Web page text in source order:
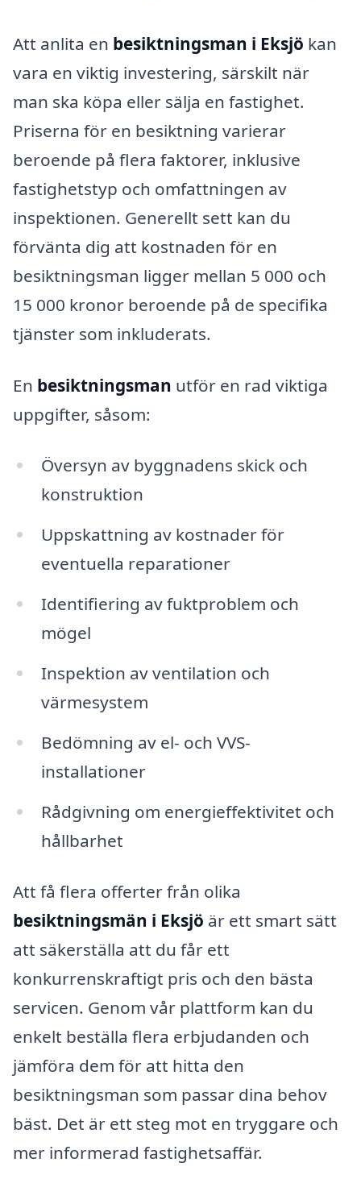
Att anlita en besiktningsman i Eksjö kan
vara en viktig investering, särskilt när
man ska köpa eller sälja en fastighet.
Priserna för en besiktning varierar
beroende på flera faktorer, inklusive
fastighetstyp och omfattningen av
inspektionen. Generellt sett kan du
förvänta dig att kostnaden för en
besiktningsman ligger mellan 5 000 och
15 000 kronor beroende på de specifika
tjänster som inkluderats.
En besiktningsman utför en rad viktiga
uppgifter, såsom:
Översyn av byggnadens skick och
konstruktion
Uppskattning av kostnader för
eventuella reparationer
Identifiering av fuktproblem och
mögel
Inspektion av ventilation och
värmesystem
Bedömning av el- och VVS-
installationer
Rådgivning om energieffektivitet och
hållbarhet
Att få flera offerter från olika
besiktningsmän i Eksjö är ett smart sätt
att säkerställa att du får ett
konkurrenskraftigt pris och den bästa
servicen. Genom vår plattform kan du
enkelt beställa flera erbjudanden och
jämföra dem för att hitta den
besiktningsman som passar dina behov
bäst. Det är ett steg mot en tryggare och
mer informerad fastighetsaffär.